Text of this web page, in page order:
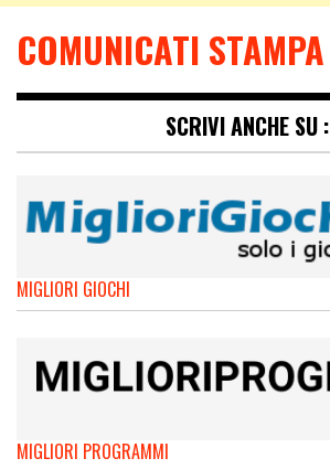
COMUNICATI STAMPA
SCRIVI ANCHE SU :
MIGLIORI GIOCHI
MIGLIORI PROGRAMMI